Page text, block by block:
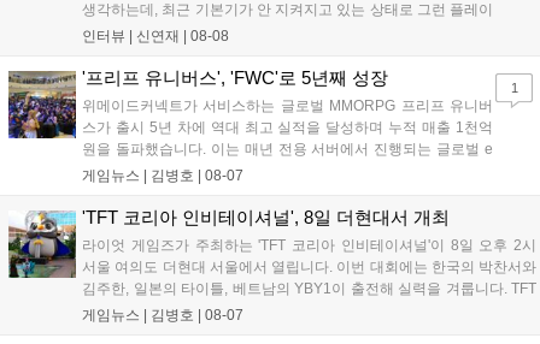
생각하는데, 최근 기본기가 안 지켜지고 있는 상태로 그런 플레이
를 추구하다 보니까 팀적으로 안 좋은 사고가 계속 많이 났던 것
LoL 챔피언스 코리아(LCK)'...
인터뷰 | 신연재 08-08
'프리프 유니버스', 'FWC'로 5년째 성장
위메이드커넥트가 서비스하는 글로벌 MMORPG 프리프 유니버
스가 출시 5년 차에 역대 최고 실적을 달성하며 누적 매출 1천억
원을 돌파했습니다. 이는 매년 전용 서버에서 진행되는 글로벌 e
스포츠 대회 FWC의 영향이 큽니다. FWC는 이용자가 동일한 조
은 전년 대비 매출과 이용자 지표가 대폭 상승하는 성과를 냈습니
다. 오는 10월 필리핀 마닐라에서 총상금 11만 달러 규모의 제4회
FWC 그랜드 파이널이 개최될 예정이며, 위메이드커넥트는 이를
통해 커뮤니티 중심의 장기 성장 모델을 지속할 방침입니다....
게임뉴스 | 김병호 08-07
1
'TFT 코리아 인비테이셔널', 8일 더현대서 개최
라이엇 게임즈가 주최하는 'TFT 코리아 인비테이셔널'이 8일 오후 2시
서울 여의도 더현대 서울에서 열립니다. 이번 대회에는 한국의 박찬서와
김주한, 일본의 타이틀, 베트남의 YBY1이 출전해 실력을 겨룹니다. TFT
는 소속팀 없이 개인 자격으로 참가하는 독특한 대회 구조를 가지며, 누
게임뉴스 | 김병호 08-07